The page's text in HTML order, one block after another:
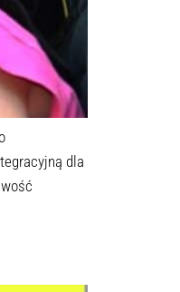
dla